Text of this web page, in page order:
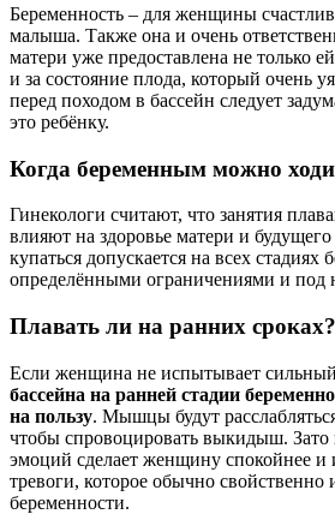
Беременность – для женщины
малыша. Также она и очень
матери уже предоставлена не только
и за состояние плода, который очень
перед походом в бассейн следует
это ребёнку.
Когда беременным можно
Гинекологи считают, что занятия
влияют на здоровье матери и
купаться допускается на всех стадиях
определёнными ограничениями и под
Плавать ли на ранних сроках?
Если женщина не испытывает сильный
бассейна на ранней стадии
на пользу. Мышцы будут
чтобы спровоцировать выкидыш.
эмоций сделает женщину спокойнее и
тревоги, которое обычно свойственно
беременности.